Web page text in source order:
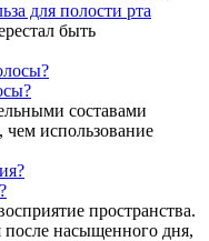
для полости рта
быть
составами
чем использование
пространства.
после насыщенного дня,